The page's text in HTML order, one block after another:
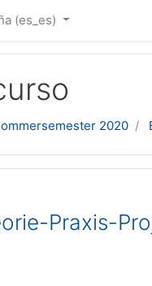
‎(es_es)‎
2020
Praxis-